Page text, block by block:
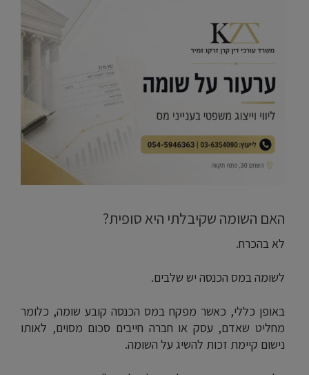
האם השומה שקיבלתי היא סופית?
לא בהכרח.
לשומה במס הכנסה יש שלבים.
באופן כללי, כאשר מפקח במס הכנסה קובע שומה, כלומר
מחליט שאדם, עסק או חברה חייבים סכום מסוים, לאותו
נישום קיימת זכות להשיג על השומה.